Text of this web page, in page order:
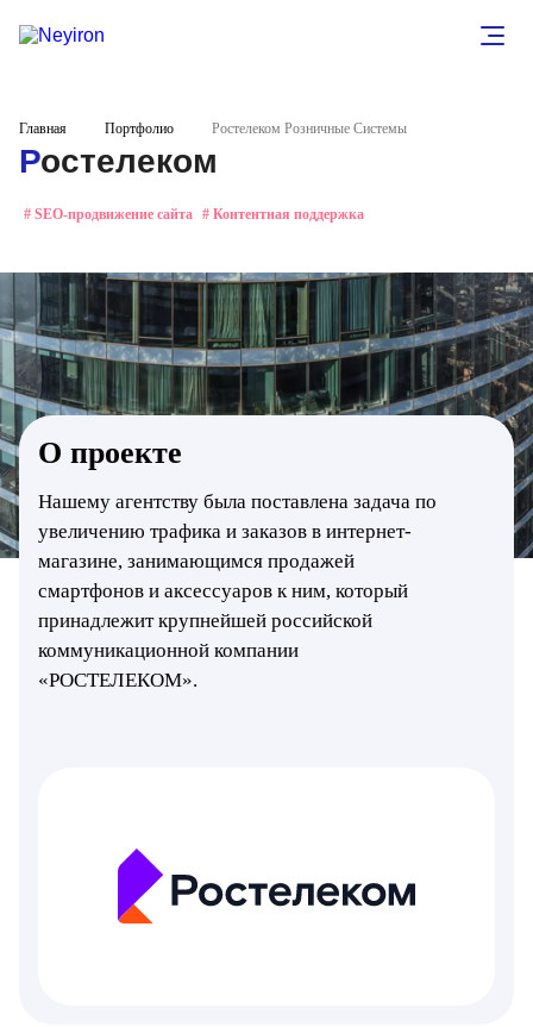
Главная Портфолио Ростелеком Розничные Системы
Ростелеком
# SEO-продвижение сайта # Контентная поддержка
О проекте
Нашему агентству была поставлена задача по
увеличению трафика и заказов в интернет-
магазине, занимающимся продажей
смартфонов и аксессуаров к ним, который
принадлежит крупнейшей российской
коммуникационной компании
«РОСТЕЛЕКОМ».